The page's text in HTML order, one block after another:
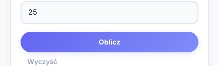
Oblicz
Wyczyść